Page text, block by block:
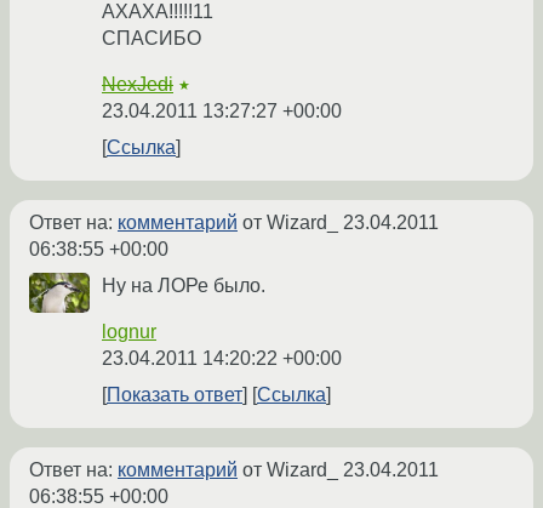
АХАХА!!!!!11
СПАСИБО
NexJedi ★
23.04.2011 13:27:27 +00:00
Ссылка
Ответ на: комментарий от Wizard_ 23.04.2011
06:38:55 +00:00
Ну на ЛОРе было.
lognur
23.04.2011 14:20:22 +00:00
Показать ответ
Ссылка
Ответ на: комментарий от Wizard_ 23.04.2011
06:38:55 +00:00